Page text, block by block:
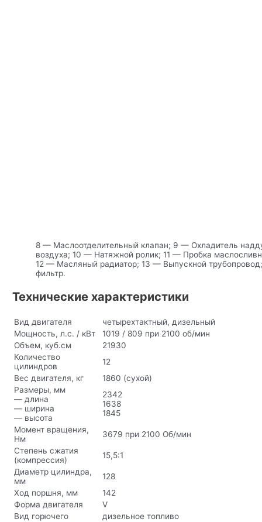
8 — Маслоотделительный клапан; 9 — Охладитель
воздуха; 10 — Натяжной ролик; 11 — Пробка
12 — Масляный радиатор; 13 — Выпускной
фильтр.
Технические характеристики
Вид двигателя
четырехтактный, дизельный
Мощность, л.с. / кВт
1019 / 809 при 2100 об/мин
Объем, куб.см
21930
Количество
цилиндров
12
Вес двигателя, кг
1860 (сухой)
Размеры, мм
— длина
— ширина
— высота
2342
1638
1845
Момент вращения,
Нм
3679 при 2100 Об/мин
Степень сжатия
(компрессия)
15,5:1
Диаметр цилиндра,
мм
128
Ход поршня, мм
142
Форма двигателя
V
Вид горючего
дизельное топливо